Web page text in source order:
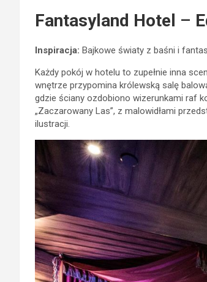
Fantasyland Hotel –
Inspiracja: Bajkowe światy z baśni i
Każdy pokój w hotelu to zupełnie inna
wnętrze przypomina królewską salę
gdzie ściany ozdobiono wizerunkami raf
„Zaczarowany Las”, z malowidłami
ilustracji.